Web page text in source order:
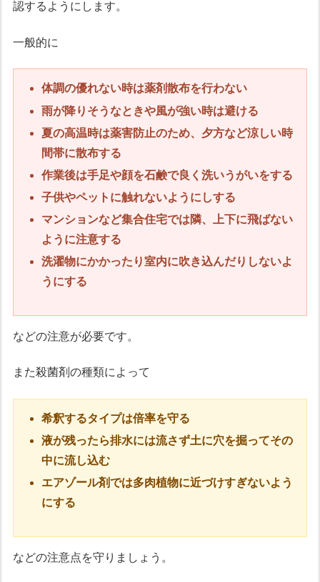
認するようにします。
一般的に
体調の優れない時は薬剤散布を行わない
雨が降りそうなときや風が強い時は避ける
夏の高温時は薬害防止のため、夕方など涼しい時
間帯に散布する
作業後は手足や顔を石鹸で良く洗いうがいをする
子供やペットに触れないようにしする
マンションなど集合住宅では隣、上下に飛ばない
ように注意する
洗濯物にかかったり室内に吹き込んだりしないよ
うにする
などの注意が必要です。
また殺菌剤の種類によって
希釈するタイプは倍率を守る
液が残ったら排水には流さず土に穴を掘ってその
中に流し込む
エアゾール剤では多肉植物に近づけすぎないよう
にする
などの注意点を守りましょう。